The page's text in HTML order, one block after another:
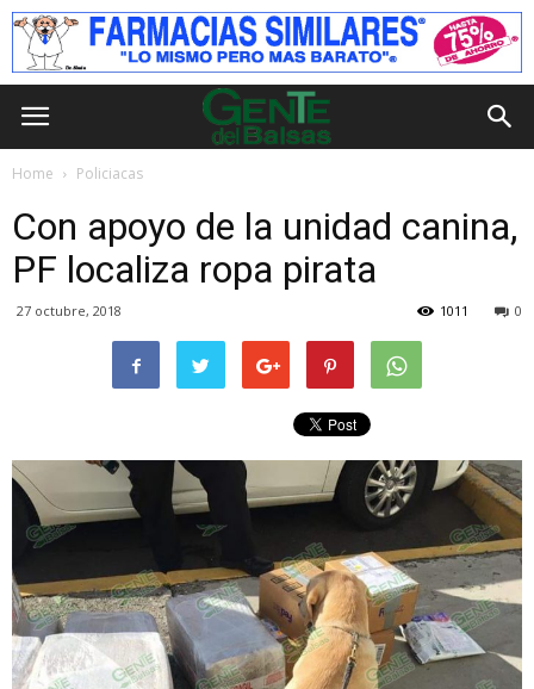
Home Policiacas
Con apoyo de la unidad canina,
PF localiza ropa pirata
27 octubre, 2018 0
1011